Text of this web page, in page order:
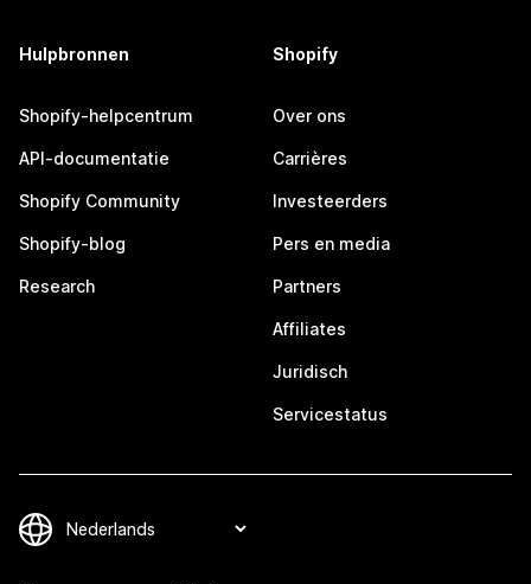
Hulpbronnen
Shopify-helpcentrum
API-documentatie
Shopify Community
Shopify-blog
Research
Shopify
Over ons
Carrières
Investeerders
Pers en media
Partners
Affiliates
Juridisch
Servicestatus